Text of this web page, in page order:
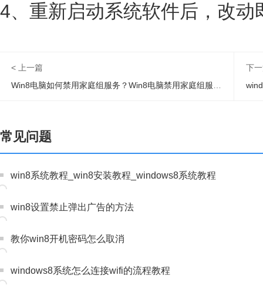
4、重新启动系统软件后，改动
< 上一篇
下
常见问题
win8系统教程_win8安装教程_windows8系统教程
win8设置禁止弹出广告的方法
教你win8开机密码怎么取消
windows8系统怎么连接wifi的流程教程